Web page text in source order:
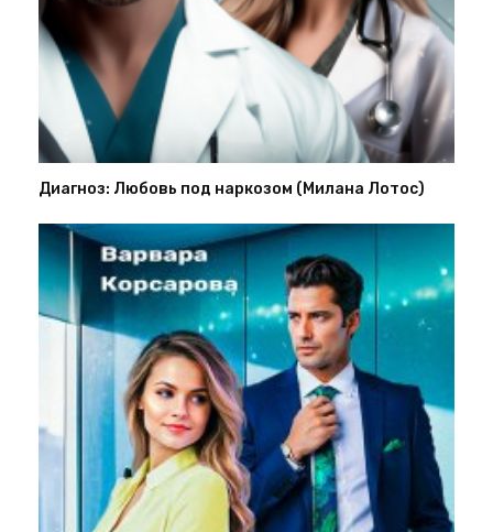
Диагноз: Любовь под наркозом (Милана Лотос)